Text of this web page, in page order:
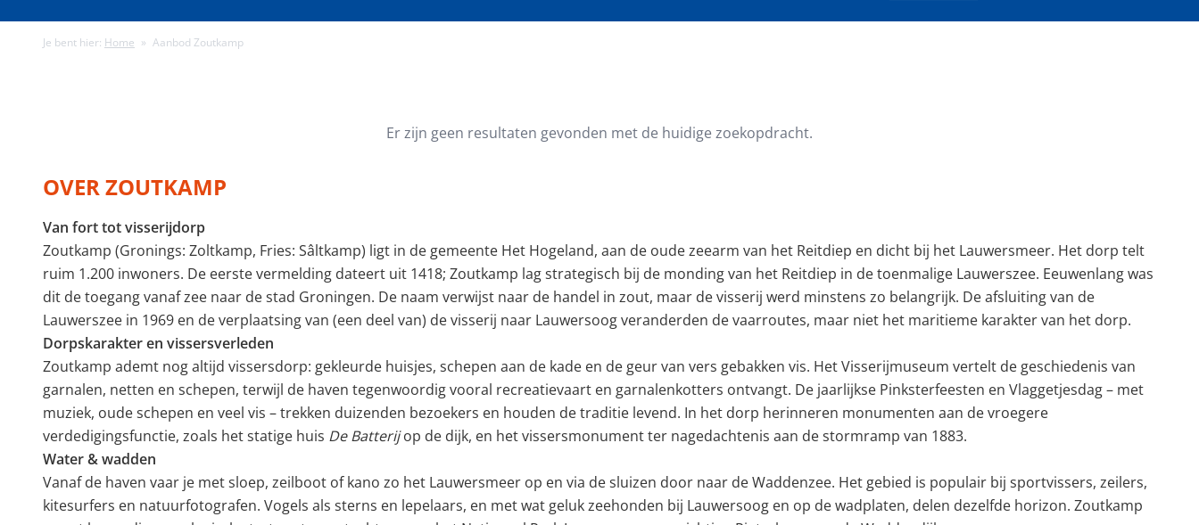
Minimale energielabel
Je bent hier: Home » Aanbod Zoutkamp
Er zijn geen resultaten gevonden met de huidige zoekopdracht.
OVER ZOUTKAMP
Van fort tot visserijdorp
Zoutkamp (Gronings: Zoltkamp, Fries: Sâltkamp) ligt in de gemeente Het Hogeland, aan de oude zeearm van het Reitdiep en dicht bij het Lauwersmeer. Het dorp telt
ruim 1.200 inwoners. De eerste vermelding dateert uit 1418; Zoutkamp lag strategisch bij de monding van het Reitdiep in de toenmalige Lauwerszee. Eeuwenlang was
dit de toegang vanaf zee naar de stad Groningen. De naam verwijst naar de handel in zout, maar de visserij werd minstens zo belangrijk. De afsluiting van de
Lauwerszee in 1969 en de verplaatsing van (een deel van) de visserij naar Lauwersoog veranderden de vaarroutes, maar niet het maritieme karakter van het dorp.
Dorpskarakter en vissersverleden
Zoutkamp ademt nog altijd vissersdorp: gekleurde huisjes, schepen aan de kade en de geur van vers gebakken vis. Het Visserijmuseum vertelt de geschiedenis van
garnalen, netten en schepen, terwijl de haven tegenwoordig vooral recreatievaart en garnalenkotters ontvangt. De jaarlijkse Pinksterfeesten en Vlaggetjesdag – met
muziek, oude schepen en veel vis – trekken duizenden bezoekers en houden de traditie levend. In het dorp herinneren monumenten aan de vroegere
verdedigingsfunctie, zoals het statige huis De Batterijop de dijk, en het vissersmonument ter nagedachtenis aan de stormramp van 1883.
Water & wadden
Vanaf de haven vaar je met sloep, zeilboot of kano zo het Lauwersmeer op en via de sluizen door naar de Waddenzee. Het gebied is populair bij sportvissers, zeilers,
kitesurfers en natuurfotografen. Vogels als sterns en lepelaars, en met wat geluk zeehonden bij Lauwersoog en op de wadplaten, delen dezelfde horizon. Zoutkamp